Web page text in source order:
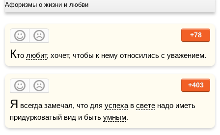
Афоризмы о жизни и любви
+78
Кто любит, хочет, чтобы к нему относились с уважением.
+403
Я всегда замечал, что для успеха в свете надо иметь
придурковатый вид и быть умным.